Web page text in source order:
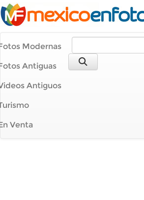
Modernas
Antiguas
Antiguos
Venta